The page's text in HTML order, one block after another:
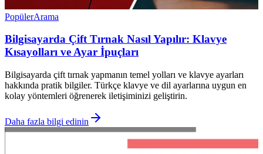
PopülerArama
Bilgisayarda Çift Tırnak Nasıl Yapılır: Klavye
Kısayolları ve Ayar İpuçları
Bilgisayarda çift tırnak yapmanın temel yolları ve klavye ayarları
hakkında pratik bilgiler. Türkçe klavye ve dil ayarlarına uygun en
kolay yöntemleri öğrenerek iletişiminizi geliştirin.
Daha fazla bilgi edinin